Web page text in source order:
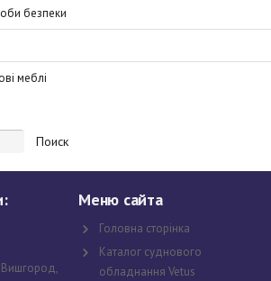
безпеки
меблі
Поиск
Вишгород,
Меню сайта
Головна сторінка
Каталог суднового
обладнання Vetus